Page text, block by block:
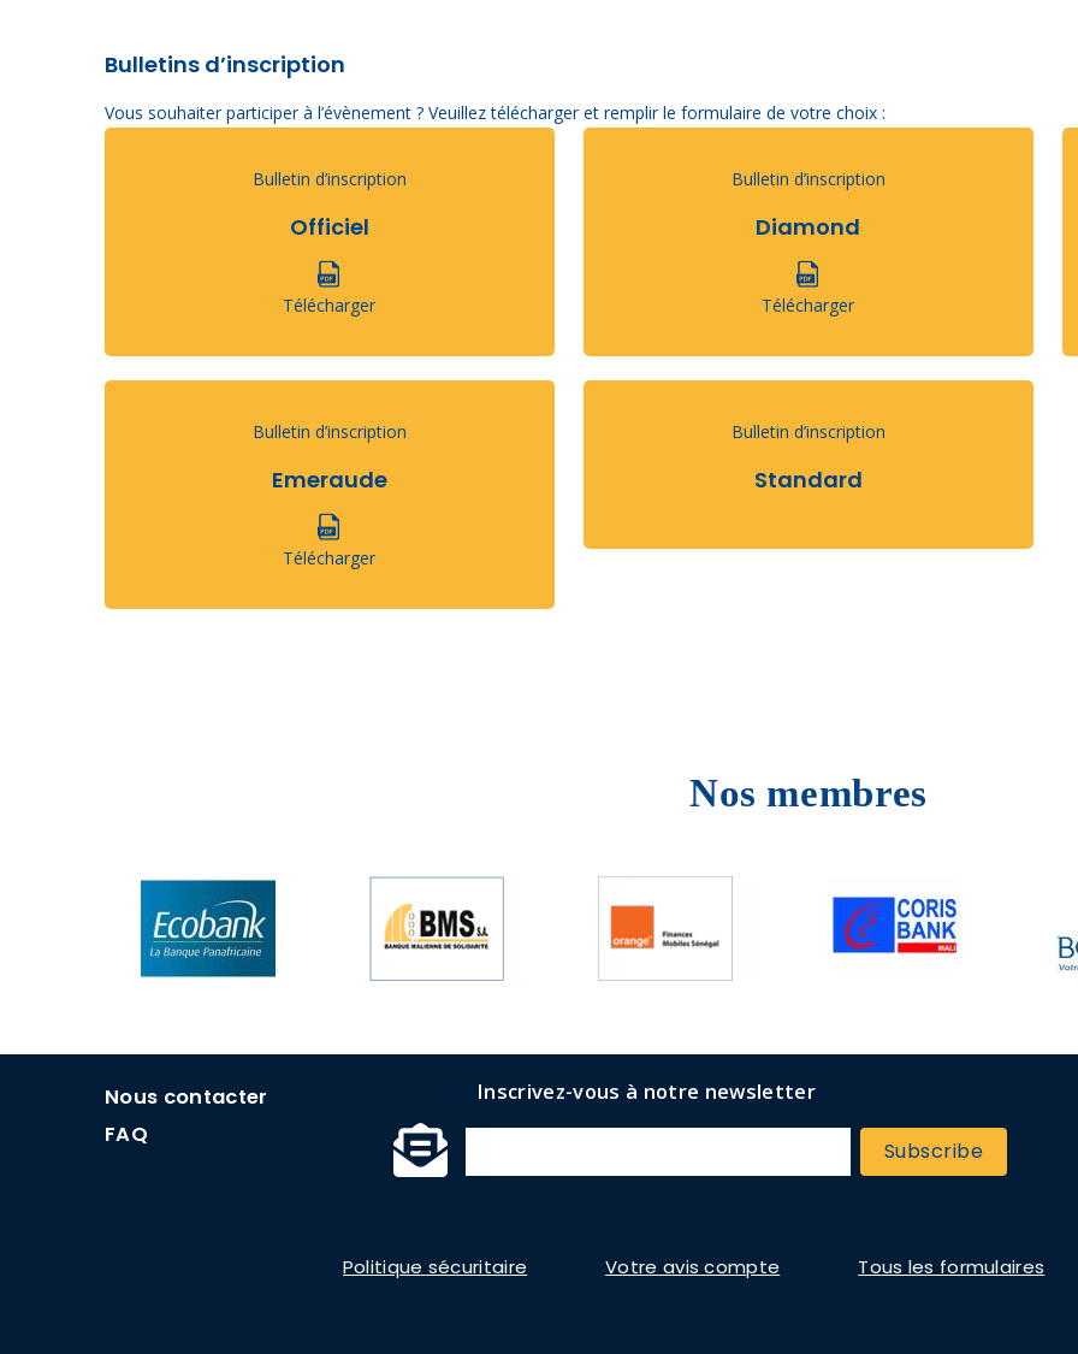
Bulletins d’inscription
Vous souhaiter participer à l’évènement ? Veuillez télécharger et remplir le formulaire de votre choix :
Bulletin d’inscription
Officiel
Télécharger
Bulletin d’inscription
Diamond
Télécharger
Bulletin d’inscription
Emeraude
Télécharger
Bulletin d’inscription
Standard
Nos membres
menu
Nous contacter
FAQ
Inscrivez-vous à notre newsletter
Politique sécuritaire Votre avis compte Tous les formulaires